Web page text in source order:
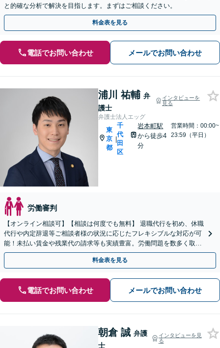
と的確な分析で解決を目指します。まずはご相談ください。
料金表を見る
電話でお問い合わせ メールでお問い合わせ
浦川 祐輔 弁
護士
インタビューを
見る
弁護士法人エッグ
東
京
都
|
千
代
田
区
岩本町駅
から徒歩4
分
営業時間：00:00~
23:59（平日）
労働審判
【オンライン相談可】【相談は何度でも無料】 退職代行を初め、休職
代行や内定辞退等ご相談者様の状況に応じたフレキシブルな対応が可
能！未払い賃金や残業代の請求等も実績豊富。労働問題を数多く取り
扱ってきた弊所だからこそのきめ細やかな交渉が自慢です
料金表を見る
電話でお問い合わせ メールでお問い合わせ
朝倉 誠 弁護
士
インタビューを見
る